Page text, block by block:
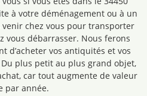
à votre déménagement ou à un
chez vous pour transporter
vous débarrasser. Nous ferons
d’acheter vos antiquités et vos
plus petit au plus grand objet,
car tout augmente de valeur
par année.